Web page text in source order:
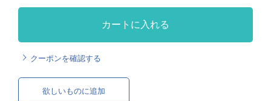
カートに入れる
クーポンを確認する
欲しいものに追加